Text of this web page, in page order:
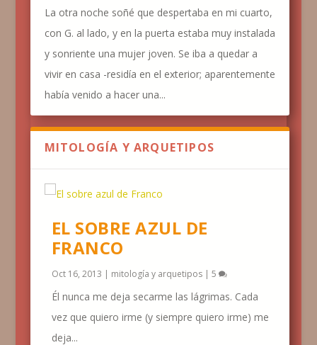
La otra noche soñé que despertaba en mi cuarto,
con G. al lado, y en la puerta estaba muy instalada
y sonriente una mujer joven. Se iba a quedar a
vivir en casa -residía en el exterior; aparentemente
había venido a hacer una...
MITOLOGÍA Y ARQUETIPOS
EL SOBRE AZUL DE
FRANCO
Oct 16, 2013 | mitología y arquetipos| 5
Él nunca me deja secarme las lágrimas. Cada
vez que quiero irme (y siempre quiero irme) me
deja...